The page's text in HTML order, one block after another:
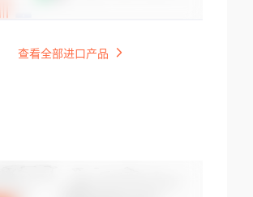
查看全部进口产品